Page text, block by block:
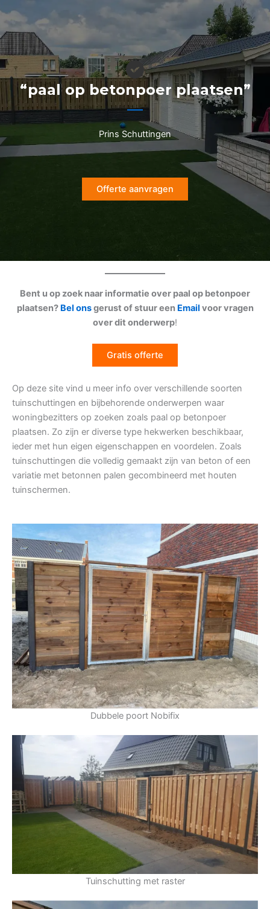
naar
de
inhoud
“paal op betonpoer plaatsen”
Prins Schuttingen
Offerte aanvragen
Bent u op zoek naar informatie over paal op betonpoer
plaatsen? Bel onsgerust of stuur een Email voor vragen
over dit onderwerp!
Gratis offerte
Op deze site vind u meer info over verschillende soorten
tuinschuttingen en bijbehorende onderwerpen waar
woningbezitters op zoeken zoals paal op betonpoer
plaatsen. Zo zijn er diverse type hekwerken beschikbaar,
ieder met hun eigen eigenschappen en voordelen. Zoals
tuinschuttingen die volledig gemaakt zijn van beton of een
variatie met betonnen palen gecombineerd met houten
tuinschermen.
Dubbele poort Nobifix
Tuinschutting met raster